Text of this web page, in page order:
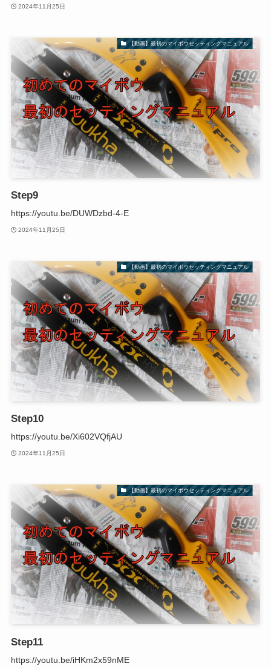
2024年11月25日
【動画】最初のマイボウセッティングマニュアル
Step9
https://youtu.be/DUWDzbd-4-E
2024年11月25日
【動画】最初のマイボウセッティングマニュアル
Step10
https://youtu.be/Xi602VQfjAU
2024年11月25日
【動画】最初のマイボウセッティングマニュアル
Step11
https://youtu.be/iHKm2x59nME